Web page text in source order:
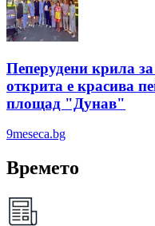
Пеперудени крила
открита е красива
площад "Дунав"
9meseca.bg
Времето